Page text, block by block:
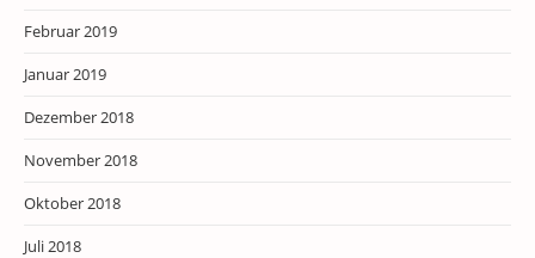
Februar 2019
Januar 2019
Dezember 2018
November 2018
Oktober 2018
Juli 2018